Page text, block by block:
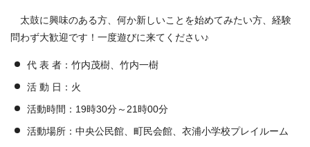
太鼓に興味のある方、何か新しいことを始めてみたい方、経験
問わず大歓迎です！一度遊びに来てください♪
代 表 者：竹内茂樹、竹内一樹
活 動 日：火
活動時間：19時30分～21時00分
活動場所：中央公民館、町民会館、衣浦小学校プレイルーム